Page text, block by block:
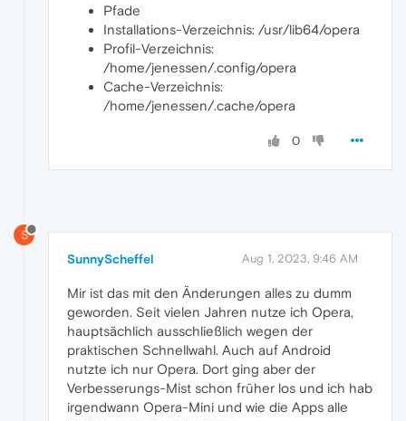
Pfade
Installations-Verzeichnis: /usr/lib64/opera
Profil-Verzeichnis:
/home/jenessen/.config/opera
Cache-Verzeichnis:
/home/jenessen/.cache/opera
0
S
SunnyScheffel Aug 1, 2023, 9:46 AM
Mir ist das mit den Änderungen alles zu dumm
geworden. Seit vielen Jahren nutze ich Opera,
hauptsächlich ausschließlich wegen der
praktischen Schnellwahl. Auch auf Android
nutzte ich nur Opera. Dort ging aber der
Verbesserungs-Mist schon früher los und ich hab
irgendwann Opera-Mini und wie die Apps alle